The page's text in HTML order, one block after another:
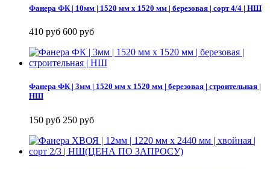
Фанера ФК | 10мм | 1520 мм х 1520 мм | березовая | сорт 4/4 | НШ
410 руб 600 руб
Фанера ФК | 3мм | 1520 мм х 1520 мм | березовая | строительная |
НШ
150 руб 250 руб